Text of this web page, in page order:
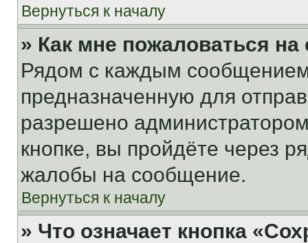
Вернуться к началу
» Как мне пожаловаться
Рядом с каждым сообщением
предназначенную для
разрешено
кнопке, вы пройдёте через
жалобы на сообщение.
Вернуться к началу
» Что означает кнопка